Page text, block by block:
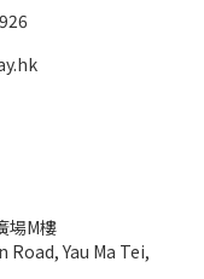
場M樓
Yau Ma Tei,